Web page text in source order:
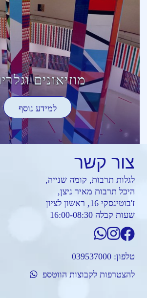
מוזיאונים
למידע נוסף
צור קשר
לגלות תרבות, קומה שנייה,
היכל תרבות מאיר ניצן,
ז'בוטינסקי 16, ראשון לציון
שעות קבלה 16:00-08:30
טלפון: 039537000
להצטרפות לקבוצות הווטספ